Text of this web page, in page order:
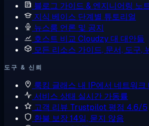
블로그 가이드 & 엔지니어링 노
지식 베이스 단계별 튜토리얼
뉴스룸 언론 및 공지
호스트 비교 Cloudzy 대 대안들
모든 리소스 가이드, 문서, 도구,
도구 & 신뢰
룩킹 글래스 내 IP에서 네트워크
서비스 상태 실시간 가동률
고객 리뷰 Trustpilot 평점 4.6/5
환불 보장14일, 묻지 않음